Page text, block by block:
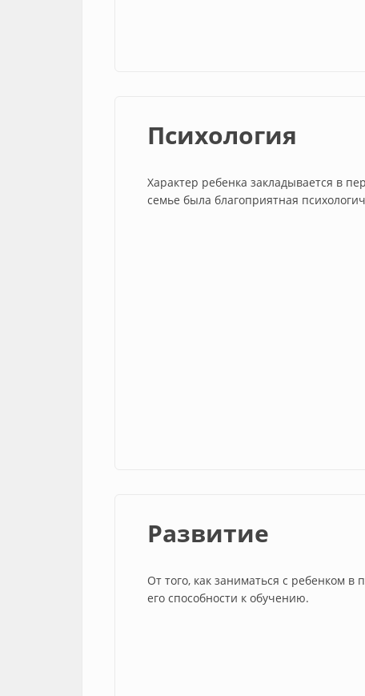
Психология
Характер ребенка закладывается в
семье была благоприятная
Развитие
От того, как заниматься с ребенком
его способности к обучению.